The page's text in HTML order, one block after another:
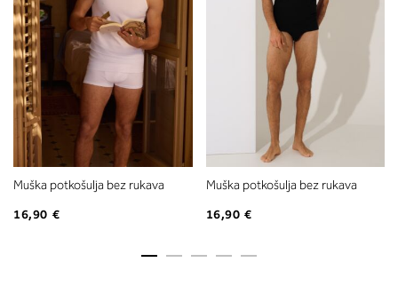
Muška potkošulja bez rukava
16,90 €
Muška potkošulja bez rukava
16,90 €